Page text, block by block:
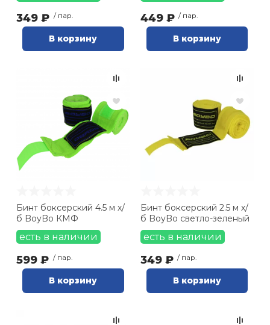
349 ₽ / пар.
В корзину
449 ₽ / пар.
В корзину
Бинт боксерский 4.5 м х/
б BoyBo КМФ
есть в наличии
599 ₽ / пар.
В корзину
Бинт боксерский 2.5 м х/
б BoyBo светло-зеленый
есть в наличии
349 ₽ / пар.
В корзину